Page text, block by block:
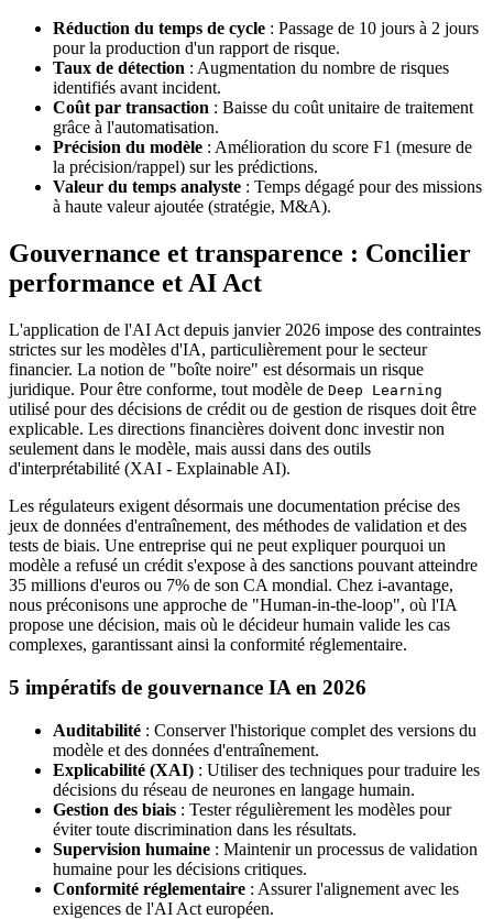
Réduction du temps de cycle : Passage de 10 jours à 2 jours
pour la production d'un rapport de risque.
Taux de détection : Augmentation du nombre de risques
identifiés avant incident.
Coût par transaction : Baisse du coût unitaire de traitement
grâce à l'automatisation.
Précision du modèle : Amélioration du score F1 (mesure de
la précision/rappel) sur les prédictions.
Valeur du temps analyste : Temps dégagé pour des missions
à haute valeur ajoutée (stratégie, M&A).
Gouvernance et transparence : Concilier
performance et AI Act
L'application de l'AI Act depuis janvier 2026 impose des contraintes
strictes sur les modèles d'IA, particulièrement pour le secteur
financier. La notion de "boîte noire" est désormais un risque
juridique. Pour être conforme, tout modèle de Deep Learning
utilisé pour des décisions de crédit ou de gestion de risques doit être
explicable. Les directions financières doivent donc investir non
seulement dans le modèle, mais aussi dans des outils
d'interprétabilité (XAI - Explainable AI).
Les régulateurs exigent désormais une documentation précise des
jeux de données d'entraînement, des méthodes de validation et des
tests de biais. Une entreprise qui ne peut expliquer pourquoi un
modèle a refusé un crédit s'expose à des sanctions pouvant atteindre
35 millions d'euros ou 7% de son CA mondial. Chez i-avantage,
nous préconisons une approche de "Human-in-the-loop", où l'IA
propose une décision, mais où le décideur humain valide les cas
complexes, garantissant ainsi la conformité réglementaire.
5 impératifs de gouvernance IA en 2026
Auditabilité : Conserver l'historique complet des versions du
modèle et des données d'entraînement.
Explicabilité (XAI) : Utiliser des techniques pour traduire les
décisions du réseau de neurones en langage humain.
Gestion des biais : Tester régulièrement les modèles pour
éviter toute discrimination dans les résultats.
Supervision humaine : Maintenir un processus de validation
humaine pour les décisions critiques.
Conformité réglementaire : Assurer l'alignement avec les
exigences de l'AI Act européen.